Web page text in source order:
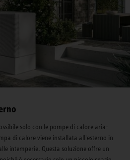
solo con le pompe di calore aria-
di calore viene installata all'esterno in
intemperie. Questa soluzione offre un